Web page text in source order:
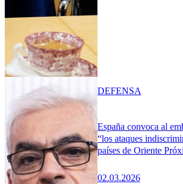
España convoca al
“los ataques
países de Oriente
02.03.2026
DEFENSA